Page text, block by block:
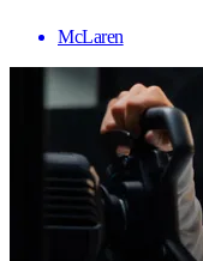
McLaren